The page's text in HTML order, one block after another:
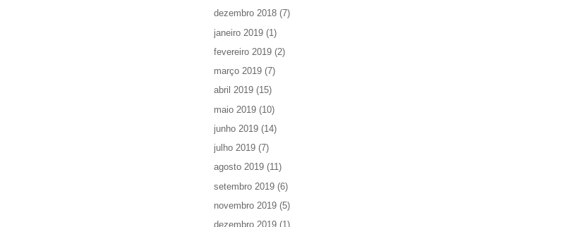
dezembro 2018 (7)
janeiro 2019 (1)
fevereiro 2019 (2)
março 2019 (7)
abril 2019 (15)
maio 2019 (10)
junho 2019 (14)
julho 2019 (7)
agosto 2019 (11)
setembro 2019 (6)
novembro 2019 (5)
dezembro 2019 (1)